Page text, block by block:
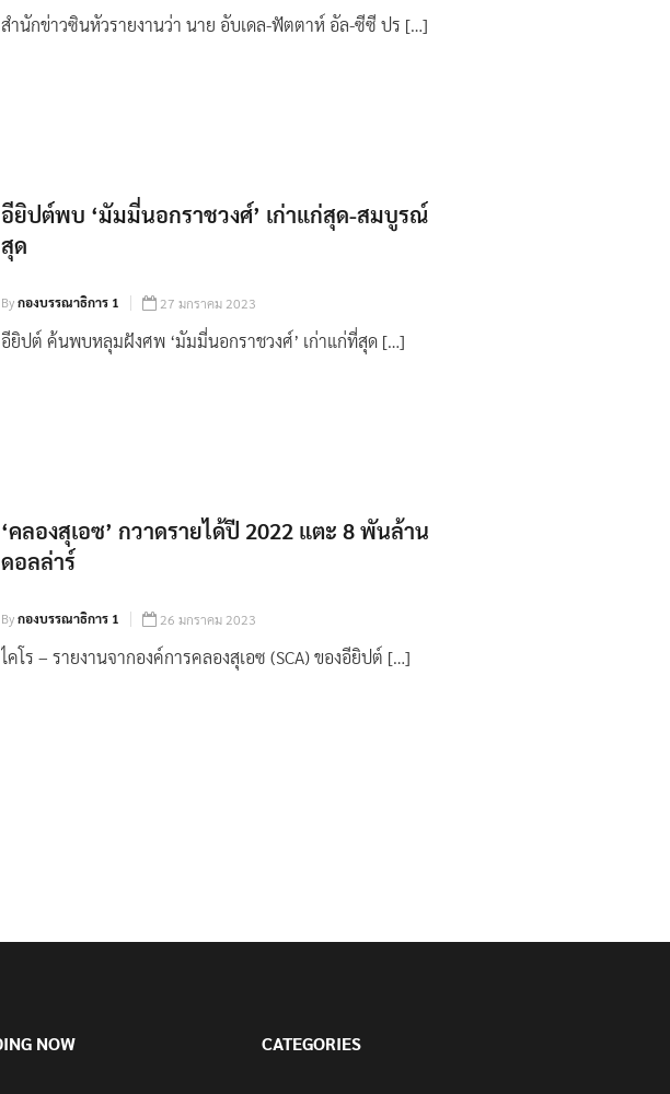
สำนักข่าวซินหัวรายงานว่า นาย อับเดล-ฟัตตาห์ อัล-ซีซี ปร […]
อียิปต์พบ ‘มัมมี่นอกราชวงศ์’ เก่าแก่สุด-สมบูรณ์
สุด
Byกองบรรณาธิการ 1 27 มกราคม 2023
อียิปต์ ค้นพบหลุมฝังศพ ‘มัมมี่นอกราชวงศ์’ เก่าแก่ที่สุด […]
‘คลองสุเอซ’ กวาดรายได้ปี 2022 แตะ 8 พันล้าน
ดอลล่าร์
Byกองบรรณาธิการ 1 26 มกราคม 2023
ไคโร – รายงานจากองค์การคลองสุเอซ (SCA) ของอียิปต์ […]
NOW CATEGORIES